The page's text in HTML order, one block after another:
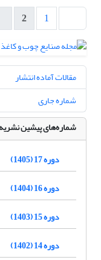
1
2
مقالات آماده انتشار
شماره جاری
شماره‌های پیشین نشریه
دوره 17 (1405)
دوره 16 (1404)
دوره 15 (1403)
دوره 14 (1402)